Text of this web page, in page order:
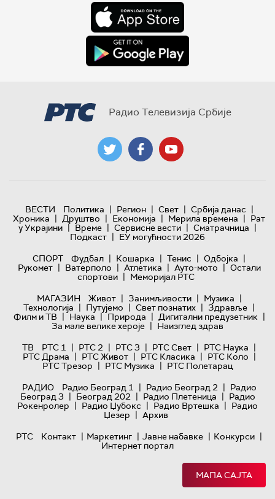
Радио Телевизија Србије
ВЕСТИ Политика | Регион | Свет | Србија данас |
Хроника | Друштво | Економија | Мерила времена | Рат
у Украјини | Време | Сервисне вести | Сматрачница |
Подкаст | ЕУ могућности 2026
СПОРТ
Фудбал | Кошарка | Тенис | Одбојка |
Рукомет | Ватерполо | Атлетика | Ауто-мото | Остали
спортови | Меморијал РТС
МАГАЗИН
Живот | Занимљивости | Музика |
Технологијa | Путујемо | Свет познатих | Здравље |
Филм и ТВ | Наука | Природа | Дигитални предузетник |
За мале велике хероје | Наизглед здрав
ТВ
РТС 1 | РТС 2 | РТС 3 | РТС Свет | РТС Наука |
РТС Драма | РТС Живот | РТС Класика | РТС Коло |
РТС Трезор | РТС Музика | РТС Полетарац
РАДИО
Радио Београд 1 | Радио Београд 2 | Радио
Београд 3 | Београд 202 | Радио Плетеница | Радио
Рокенролер | Радио Џубокс | Радио Вртешка | Радио
Џезер | Архив
РТС
Контакт | Маркетинг | Јавне набавке | Конкурси |
Интернет портал
МАПА САЈТА